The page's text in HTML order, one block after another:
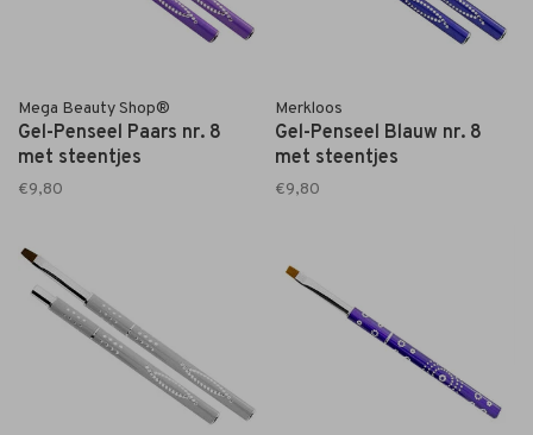
Mega Beauty Shop®
Gel-Penseel Paars nr. 8
met steentjes
€9,80
Merkloos
Gel-Penseel Blauw nr. 8
met steentjes
€9,80